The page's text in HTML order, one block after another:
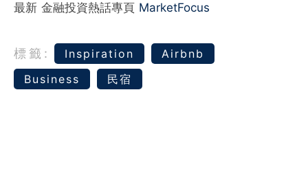
最新 金融投資熱話專頁 MarketFocus
標籤: Inspiration
Airbnb
Business
民宿